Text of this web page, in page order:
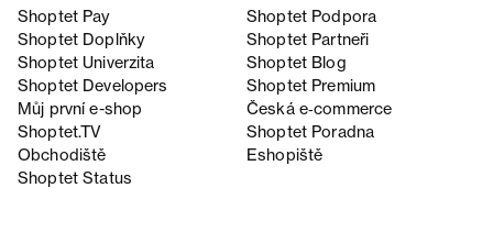
Shoptet Pay
Shoptet Podpora
Shoptet Doplňky
Shoptet Partneři
Shoptet Univerzita
Shoptet Blog
Shoptet Developers
Shoptet Premium
Můj první e-shop
Česká e‑commerce
Shoptet.TV
Shoptet Poradna
Obchodiště
Eshopiště
Shoptet Status